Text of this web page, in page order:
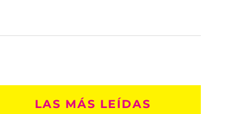
LAS MÁS LEÍDAS